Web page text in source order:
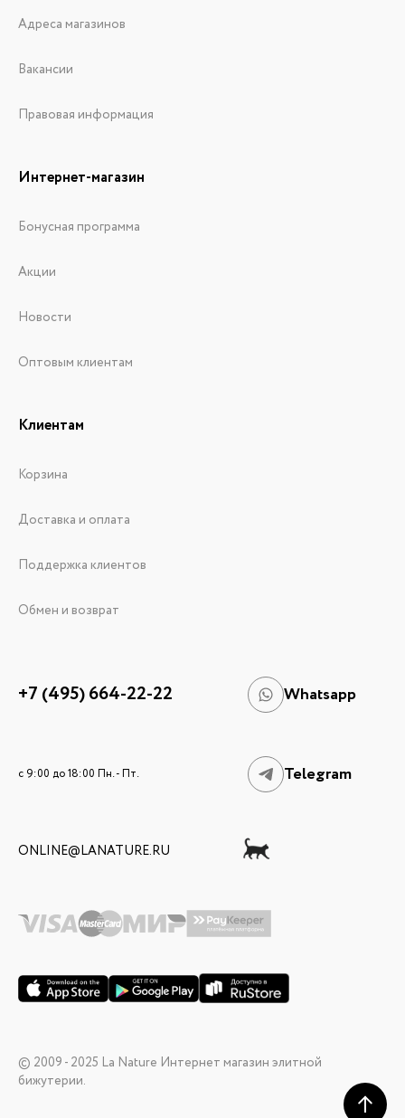
Адреса магазинов
Вакансии
Правовая информация
Интернет-магазин
Бонусная программа
Акции
Новости
Оптовым клиентам
Клиентам
Корзина
Доставка и оплата
Поддержка клиентов
Обмен и возврат
+7 (495) 664-22-22 Whatsapp
c 9:00 до 18:00 Пн. - Пт. Telegram
ONLINE@LANATURE.RU
© 2009 - 2025 La Nature Интернет магазин элитной
бижутерии.